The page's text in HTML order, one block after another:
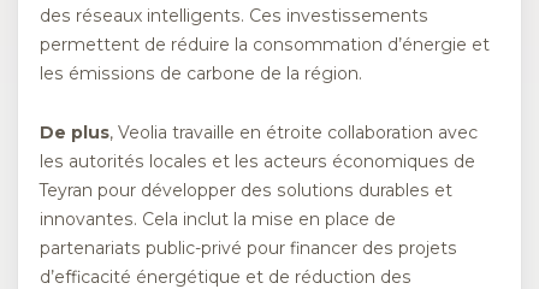
des réseaux intelligents. Ces investissements
permettent de réduire la consommation d’énergie et
les émissions de carbone de la région.
De plus, Veolia travaille en étroite collaboration avec
les autorités locales et les acteurs économiques de
Teyran pour développer des solutions durables et
innovantes. Cela inclut la mise en place de
partenariats public-privé pour financer des projets
d’efficacité énergétique et de réduction des